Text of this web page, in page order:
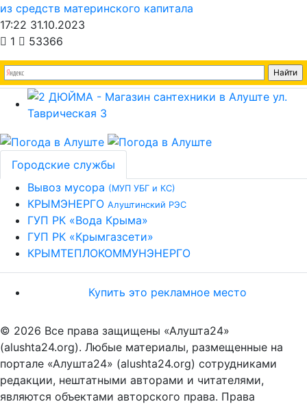
из средств материнского капитала
17:22 31.10.2023
1
53366
Городские службы
Вывоз мусора (МУП УБГ и КС)
КРЫМЭНЕРГО Алуштинский РЭС
ГУП РК «Вода Крыма»
ГУП РК «Крымгазсети»
КРЫМТЕПЛОКОММУНЭНЕРГО
Купить это рекламное место
© 2026 Все права защищены «Алушта24»
(alushta24.org). Любые материалы, размещенные на
портале «Алушта24» (alushta24.org) сотрудниками
редакции, нештатными авторами и читателями,
являются объектами авторского права. Права